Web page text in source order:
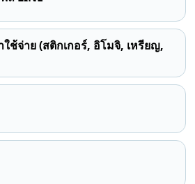
ช้จ่าย (สติกเกอร์, อิโมจิ, เหรียญ,